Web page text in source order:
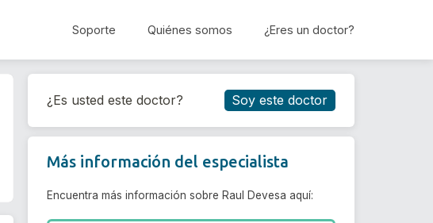
Soporte Quiénes somos ¿Eres un doctor?
Reservar cita
¿Es usted este doctor? Soy este doctor
Más información del especialista
Encuentra más información sobre Raul Devesa aquí: